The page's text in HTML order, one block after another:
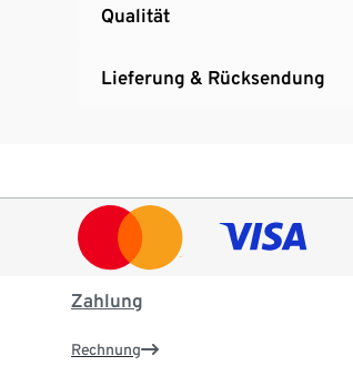
Qualität
Lieferung & Rücksendung
Zahlung
Rechnung